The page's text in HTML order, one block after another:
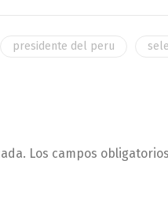
presidente del peru
Los campos